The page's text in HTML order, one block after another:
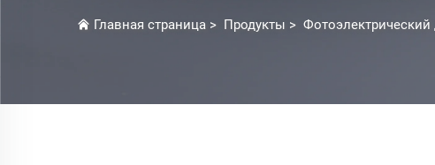
Главная страница > Продукты > Фотоэлектрический